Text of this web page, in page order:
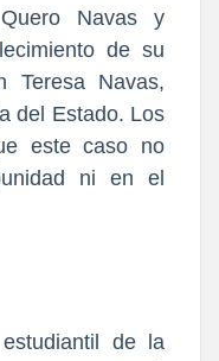
Navas y
de su
Teresa Navas,
del Estado. Los
este caso no
ni en el
de la